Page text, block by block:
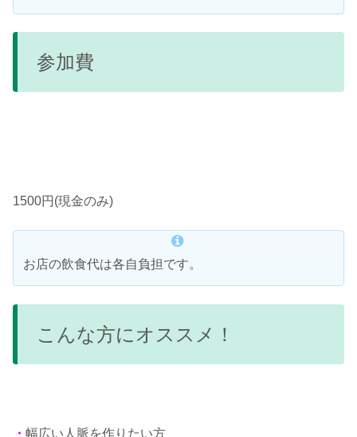
参加費
1500円(現金のみ)
お店の飲食代は各自負担です。
こんな方にオススメ！
・ 幅広い人脈を作りたい方